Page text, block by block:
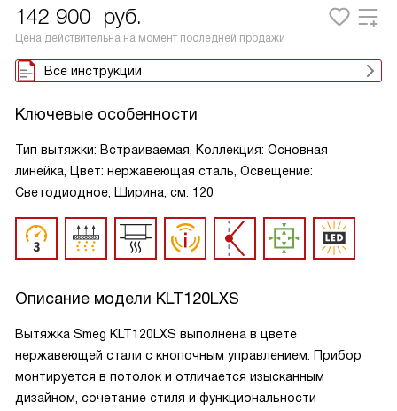
142 900 руб.
Цена действительна на момент последней продажи
Все инструкции
Ключевые особенности
Тип вытяжки: Встраиваемая, Коллекция: Основная
линейка, Цвет: нержавеющая сталь, Освещение:
Светодиодное, Ширина, см: 120
Описание модели KLT120LXS
Вытяжка Smeg KLT120LXS выполнена в цвете
нержавеющей стали с кнопочным управлением. Прибор
монтируется в потолок и отличается изысканным
дизайном, сочетание стиля и функциональности